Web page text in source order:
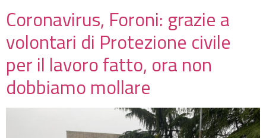
Coronavirus, Foroni: grazie a
volontari di Protezione civile
per il lavoro fatto, ora non
dobbiamo mollare